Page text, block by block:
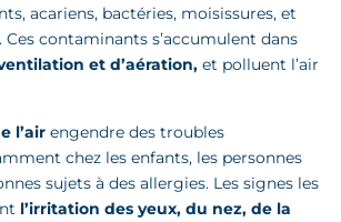
acariens, bactéries, moisissures, et
Ces contaminants s’accumulent dans
et d’aération, et polluent l’air
l’air engendre des troubles
chez les enfants, les personnes
sujets à des allergies. Les signes les
l’irritation des yeux, du nez, de la